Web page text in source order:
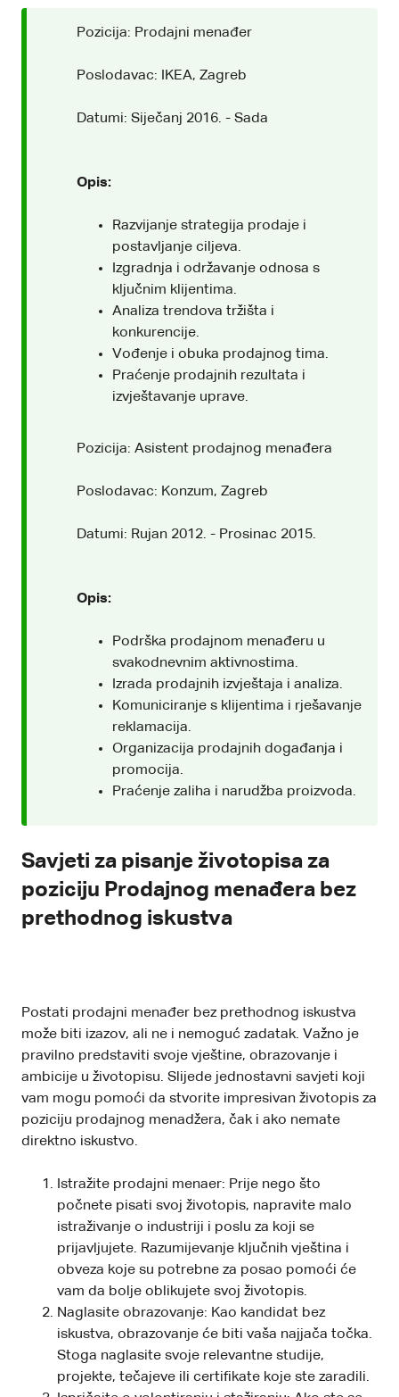
Pozicija: Prodajni menađer
Poslodavac: IKEA, Zagreb
Datumi: Siječanj 2016. - Sada
Opis:
Razvijanje strategija prodaje i
postavljanje ciljeva.
Izgradnja i održavanje odnosa s
ključnim klijentima.
Analiza trendova tržišta i
konkurencije.
Vođenje i obuka prodajnog tima.
Praćenje prodajnih rezultata i
izvještavanje uprave.
Pozicija: Asistent prodajnog menađera
Poslodavac: Konzum, Zagreb
Datumi: Rujan 2012. - Prosinac 2015.
Opis:
Podrška prodajnom menađeru u
svakodnevnim aktivnostima.
Izrada prodajnih izvještaja i analiza.
Komuniciranje s klijentima i rješavanje
reklamacija.
Organizacija prodajnih događanja i
promocija.
Praćenje zaliha i narudžba proizvoda.
Savjeti za pisanje životopisa za
poziciju Prodajnog menađera bez
prethodnog iskustva
Postati prodajni menađer bez prethodnog iskustva
može biti izazov, ali ne i nemoguć zadatak. Važno je
pravilno predstaviti svoje vještine, obrazovanje i
ambicije u životopisu. Slijede jednostavni savjeti koji
vam mogu pomoći da stvorite impresivan životopis za
poziciju prodajnog menadžera, čak i ako nemate
direktno iskustvo.
Istražite prodajni menaer: Prije nego što
počnete pisati svoj životopis, napravite malo
istraživanje o industriji i poslu za koji se
prijavljujete. Razumijevanje ključnih vještina i
obveza koje su potrebne za posao pomoći će
vam da bolje oblikujete svoj životopis.
Naglasite obrazovanje: Kao kandidat bez
iskustva, obrazovanje će biti vaša najjača točka.
Stoga naglasite svoje relevantne studije,
projekte, tečajeve ili certifikate koje ste zaradili.